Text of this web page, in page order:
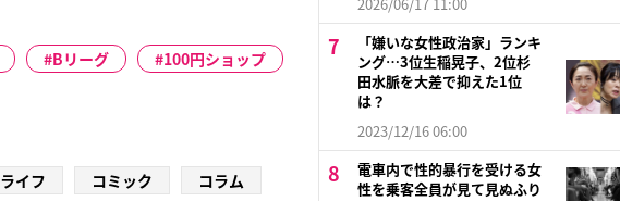
Bリーグ
100円ショップ
ライフ コミック
コラム
「嫌いな女性政治家」ランキ
ング…3位生稲晃子、2位杉
田水脈を大差で抑えた1位
は？
2023/12/16 06:00
電車内で性的暴行を受ける女
性を乗客全員が見て見ぬふり